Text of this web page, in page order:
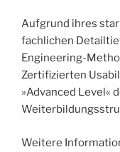
Aufgrund ihres
fachlichen
Engineering-
Zertifizierten
»Advanced Level«
Weitere